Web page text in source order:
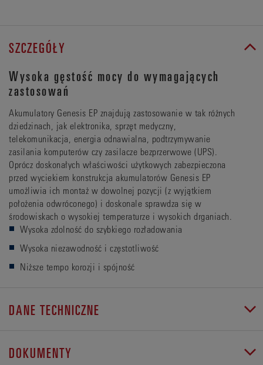
SZCZEGÓŁY
Wysoka gęstość mocy do wymagających
zastosowań
Akumulatory Genesis EP znajdują zastosowanie w tak różnych
dziedzinach, jak elektronika, sprzęt medyczny,
telekomunikacja, energia odnawialna, podtrzymywanie
zasilania komputerów czy zasilacze bezprzerwowe (UPS).
Oprócz doskonałych właściwości użytkowych zabezpieczona
przed wyciekiem konstrukcja akumulatorów Genesis EP
umożliwia ich montaż w dowolnej pozycji (z wyjątkiem
położenia odwróconego) i doskonale sprawdza się w
środowiskach o wysokiej temperaturze i wysokich drganiach.
Wysoka zdolność do szybkiego rozładowania
Wysoka niezawodność i częstotliwość
Niższe tempo korozji i spójność
DANE TECHNICZNE
DOKUMENTY